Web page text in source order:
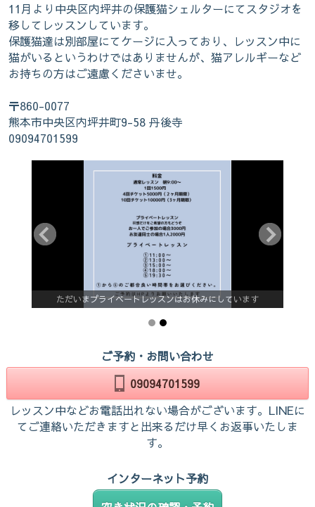
11月より中央区内坪井の保護猫シェルターにてスタジオを
移してレッスンしています。
保護猫達は別部屋にてケージに入っており、レッスン中に
猫がいるというわけではありませんが、猫アレルギーなど
お持ちの方はご遠慮くださいませ。
〒860-0077
熊本市中央区内坪井町9-58 丹後寺
09094701599
ただいまプライベートレッスンはお休みにしています
ご予約・お問い合わせ
09094701599
レッスン中などお電話出れない場合がございます。LINEに
てご連絡いただきますと出来るだけ早くお返事いたしま
す。
インターネット予約